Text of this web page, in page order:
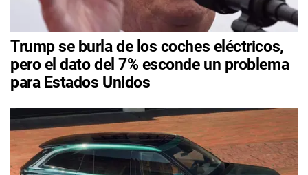
Trump se burla de los coches eléctricos,
pero el dato del 7% esconde un problema
para Estados Unidos